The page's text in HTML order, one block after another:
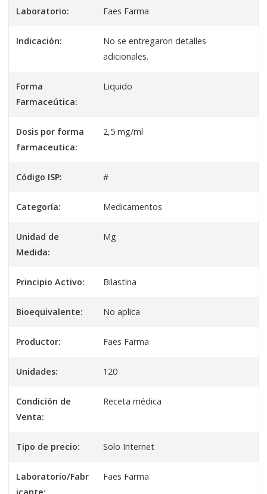
Laboratorio: Faes Farma
Indicación:
No se entregaron detalles
adicionales.
Forma
Farmaceútica:
Liquido
Dosis por forma
farmaceutica:
2,5 mg/ml
Código ISP: #
Categoría: Medicamentos
Unidad de
Medida:
Mg
Principio Activo: Bilastina
Bioequivalente: No aplica
Productor: Faes Farma
Unidades: 120
Condición de
Venta:
Receta médica
Tipo de precio: Solo Internet
Laboratorio/Fabr
Faes Farma